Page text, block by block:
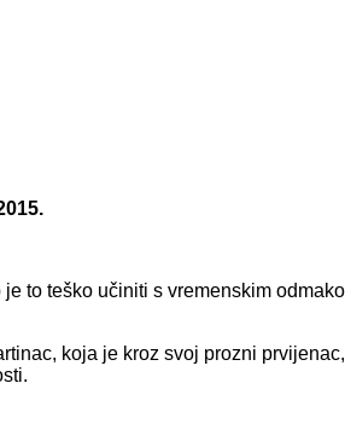
to teško učiniti s vremenskim
koja je kroz svoj prozni